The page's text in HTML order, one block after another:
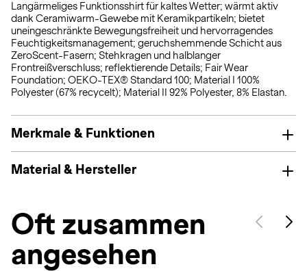
Langärmeliges Funktionsshirt für kaltes Wetter; wärmt aktiv
dank Ceramiwarm-Gewebe mit Keramikpartikeln; bietet
uneingeschränkte Bewegungsfreiheit und hervorragendes
Feuchtigkeitsmanagement; geruchshemmende Schicht aus
ZeroScent-Fasern; Stehkragen und halblanger
Frontreißverschluss; reflektierende Details; Fair Wear
Foundation; OEKO-TEX® Standard 100; Material I 100%
Polyester (67% recycelt); Material II 92% Polyester, 8% Elastan.
Merkmale & Funktionen
Material & Hersteller
Oft zusammen
angesehen